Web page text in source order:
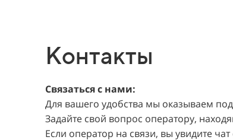
Контакты
Связаться с нами:
Для вашего удобства мы оказываем
Задайте свой вопрос оператору,
Если оператор на связи, вы увидите